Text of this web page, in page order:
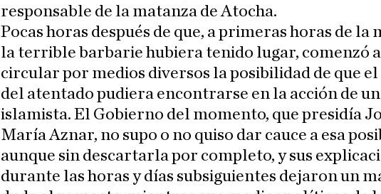
responsable de la matanza de Atocha.
Pocas horas después de que, a primeras horas de la
la terrible barbarie hubiera tenido lugar, comenzó a
circular por medios diversos la posibilidad de que
del atentado pudiera encontrarse en la acción de
islamista. El Gobierno del momento, que presidía
María Aznar, no supo o no quiso dar cauce a esa
aunque sin descartarla por completo, y sus
durante las horas y días subsiguientes dejaron un